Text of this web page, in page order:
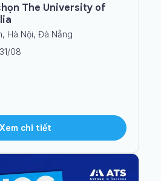
The University of
Hà Nội, Đà Nẵng
08
Xem chi tiết